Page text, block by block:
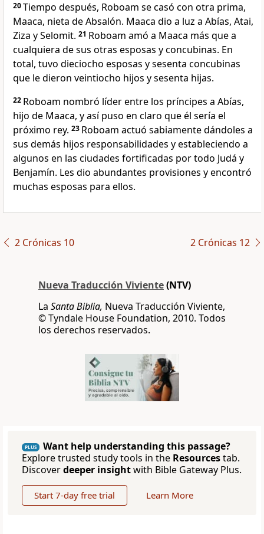
20Tiempo después, Roboam se casó con otra prima,
Maaca, nieta de Absalón. Maaca dio a luz a Abías, Atai,
Ziza y Selomit. 21 Roboam amó a Maaca más que a
cualquiera de sus otras esposas y concubinas. En
total, tuvo dieciocho esposas y sesenta concubinas
que le dieron veintiocho hijos y sesenta hijas.
22 Roboam nombró líder entre los príncipes a Abías,
hijo de Maaca, y así puso en claro que él sería el
próximo rey. 23 Roboam actuó sabiamente dándoles a
sus demás hijos responsabilidades y estableciendo a
algunos en las ciudades fortificadas por todo Judá y
Benjamín. Les dio abundantes provisiones y encontró
muchas esposas para ellos.
2 Crónicas 10 2 Crónicas 12
Nueva Traducción Viviente(NTV)
La Santa Biblia, Nueva Traducción Viviente,
© Tyndale House Foundation, 2010. Todos
los derechos reservados.
PLUS
Want help understanding this passage?
Explore trusted study tools in the Resourcestab.
Discoverdeeper insightwith Bible Gateway Plus.
Start 7-day free trial Learn More